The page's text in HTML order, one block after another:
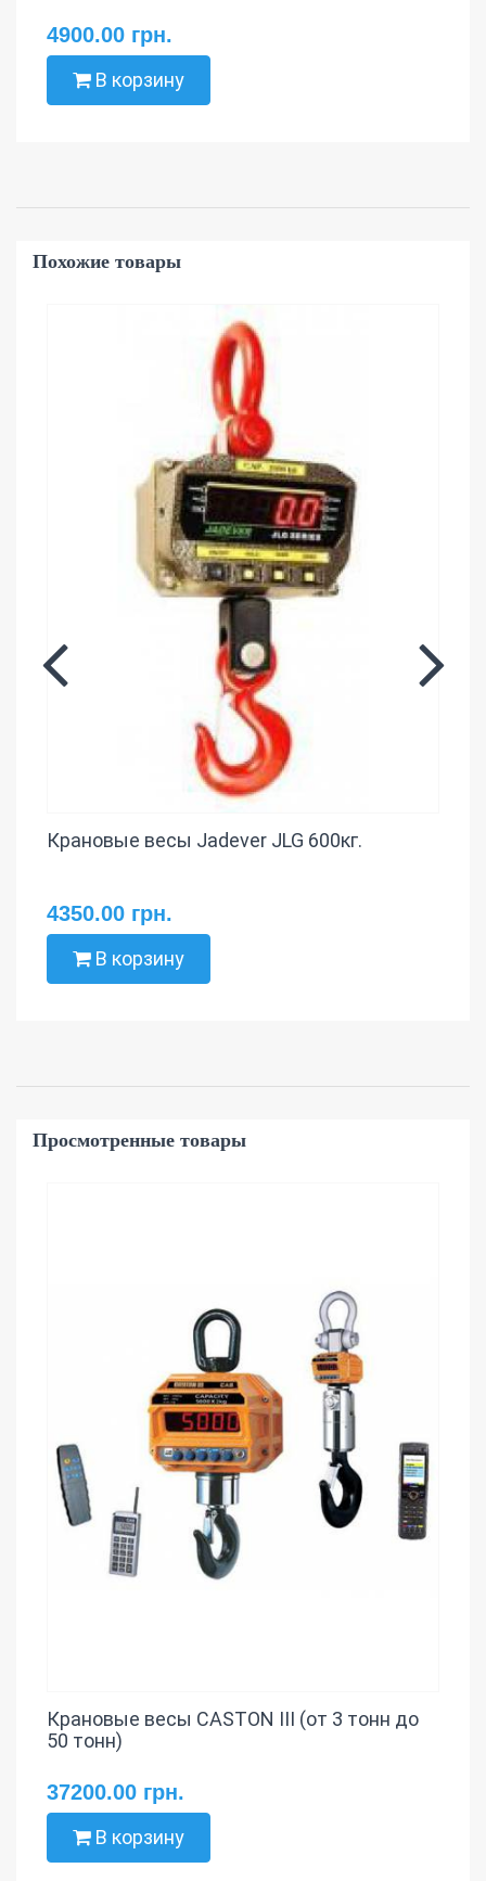
4900.00 грн.
В корзину
Похожие товары
Крановые весы Jadever JLG 600кг.
4350.00 грн.
В корзину
Просмотренные товары
Крановые весы CASTON III (от 3 тонн до
50 тонн)
37200.00 грн.
В корзину